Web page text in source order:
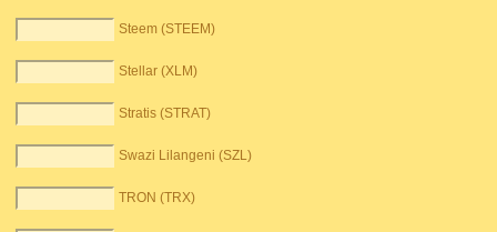
Steem (STEEM)
Stellar (XLM)
Stratis (STRAT)
Swazi Lilangeni (SZL)
TRON (TRX)